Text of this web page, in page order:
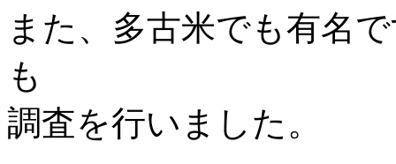
また、多古米でも有名
も
調査を行いました。